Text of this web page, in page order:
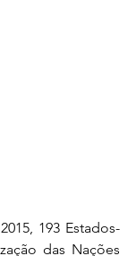
193 Estados-
das Nações